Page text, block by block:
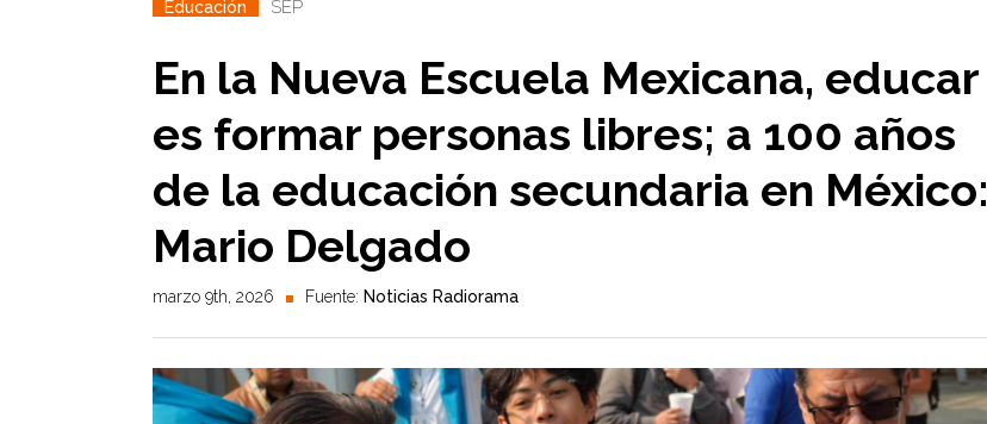
Educación SEP
En la Nueva Escuela Mexicana, educar
es formar personas libres; a 100 años
de la educación secundaria en México:
Mario Delgado
marzo 9th, 2026 Fuente: Noticias Radiorama